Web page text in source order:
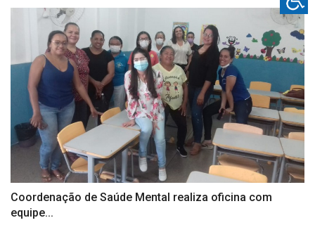
Coordenação de Saúde Mental realiza oficina com
equipe...